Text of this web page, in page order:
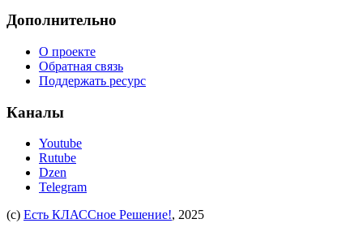
Дополнительно
О проекте
Обратная связь
Поддержать ресурс
Каналы
Youtube
Rutube
Dzen
Telegram
(c) Есть КЛАССное Решение!, 2025